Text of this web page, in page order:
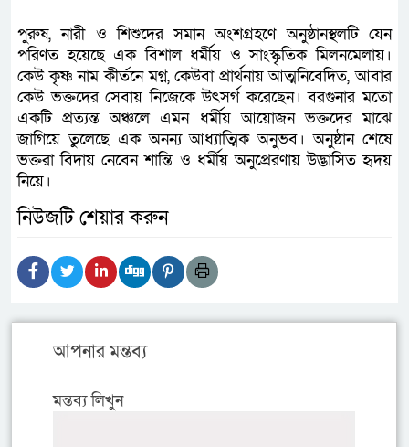
পুরুষ, নারী ও শিশুদের সমান অংশগ্রহণে অনুষ্ঠানস্থলটি যেন
পরিণত হয়েছে এক বিশাল ধর্মীয় ও সাংস্কৃতিক মিলনমেলায়।
কেউ কৃষ্ণ নাম কীর্তনে মগ্ন, কেউবা প্রার্থনায় আত্মনিবেদিত, আবার
কেউ ভক্তদের সেবায় নিজেকে উৎসর্গ করেছেন। বরগুনার মতো
একটি প্রত্যন্ত অঞ্চলে এমন ধর্মীয় আয়োজন ভক্তদের মাঝে
জাগিয়ে তুলেছে এক অনন্য আধ্যাত্মিক অনুভব। অনুষ্ঠান শেষে
ভক্তরা বিদায় নেবেন শান্তি ও ধর্মীয় অনুপ্রেরণায় উদ্ভাসিত হৃদয়
নিয়ে।
নিউজটি শেয়ার করুন
আপনার মন্তব্য
মন্তব্য লিখুন